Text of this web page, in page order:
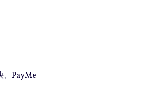
、PayMe